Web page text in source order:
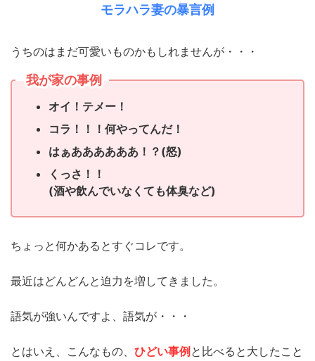
モラハラ妻の暴言例
うちのはまだ可愛いものかもしれませんが・・・
我が家の事例
オイ！テメー！
コラ！！！何やってんだ！
はぁああああああ！？(怒)
くっさ！！
(酒や飲んでいなくても体臭など)
ちょっと何かあるとすぐコレです。
最近はどんどんと迫力を増してきました。
語気が強いんですよ、語気が・・・
とはいえ、こんなもの、 ひどい事例 と比べると大したこと